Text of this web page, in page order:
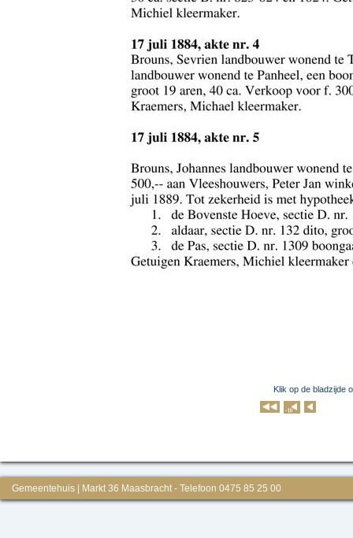
Klik op de bladzijde
Gemeentehuis | Markt 36 Maasbracht - Telefoon 0475 85 25 00